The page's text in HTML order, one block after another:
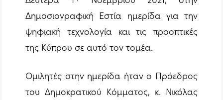
Δημοσιογραφική Εστία ημερίδα για την
ψηφιακή τεχνολογία και τις προοπτικές
της Κύπρου σε αυτό τον τομέα.
Ομιλητές στην ημερίδα ήταν ο Πρόεδρος
του Δημοκρατικού Κόμματος, κ. Νικόλας